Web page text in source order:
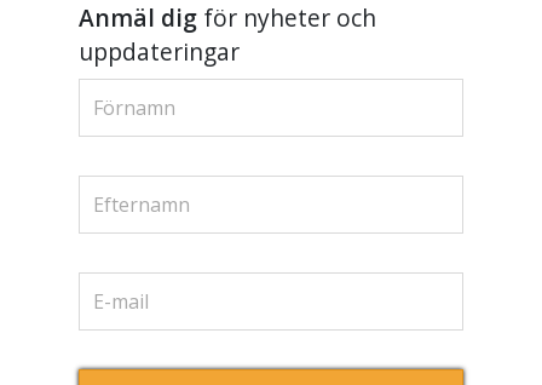
Anmäl digför nyheter och
uppdateringar